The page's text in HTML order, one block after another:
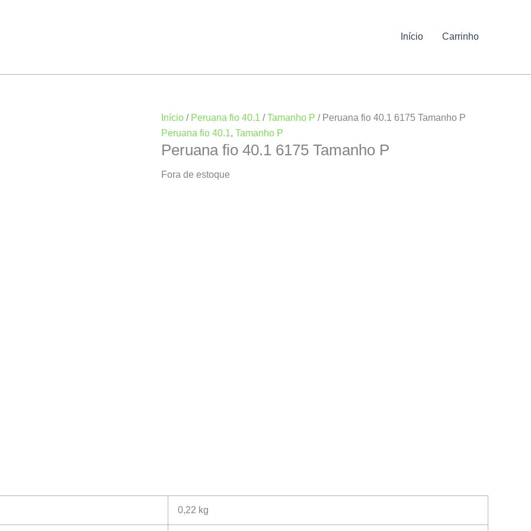
Início Carrinho
Início / Peruana fio 40.1 /Tamanho P / Peruana fio 40.1 6175 Tamanho P
Peruana fio 40.1, Tamanho P
Peruana fio 40.1 6175 Tamanho P
Fora de estoque
0,22 kg